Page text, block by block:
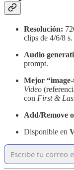
Resolución:
clips de 4/6/8 s.
Audio
prompt.
Mejor
Video
con First &
Add/Remove
Disponible en